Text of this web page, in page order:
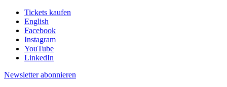
Tickets kaufen
English
Facebook
Instagram
YouTube
LinkedIn
Newsletter abonnieren